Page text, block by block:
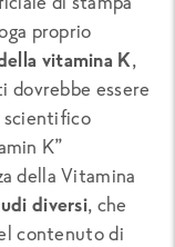
proprio
vitamina K,
dovrebbe essere
scientifico
K”
della Vitamina
diversi, che
contenuto di